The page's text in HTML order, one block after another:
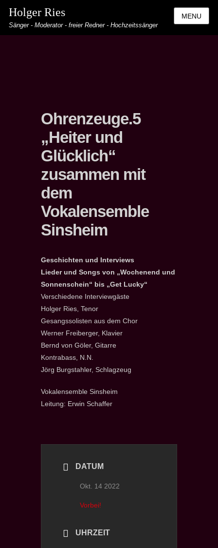
Holger Ries
Sänger - Moderator - freier Redner - Hochzeitssänger
MENU
Ohrenzeuge.5
„Heiter und
Glücklich“
zusammen mit
dem
Vokalensemble
Sinsheim
Geschichten und Interviews
Lieder und Songs von „Wochenend und
Sonnenschein“ bis „Get Lucky“
Verschiedene Interviewgäste
Holger Ries, Tenor
Gesangssolisten aus dem Chor
Werner Freiberger, Klavier
Bernd von Göler, Gitarre
Kontrabass, N.N.
Jörg Burgstahler, Schlagzeug
Vokalensemble Sinsheim
Leitung: Erwin Schaffer
DATUM
Okt. 14 2022
Vorbei!
UHRZEIT